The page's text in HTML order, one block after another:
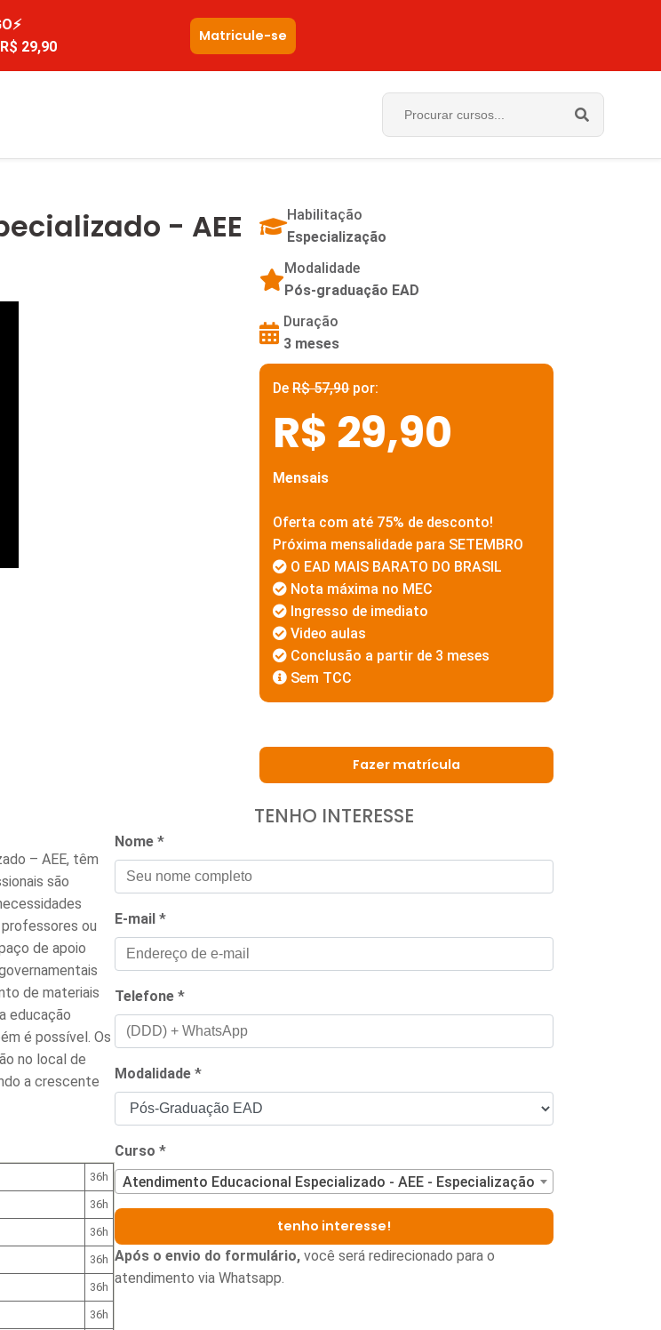
29,90
Matricule-se
- AEE
Habilitação
Especialização
Modalidade
Pós-graduação EAD
Duração
3 meses
DeR$ 57,90por:
R$ 29,90
Mensais
Oferta com até 75% de desconto!
Próxima mensalidade para SETEMBRO
O EAD MAIS BARATO DO BRASIL
Nota máxima no MEC
Ingresso de imediato
Video aulas
Conclusão a partir de 3 meses
Sem TCC
Fazer matrícula
– AEE, têm
são
ou
de apoio
de materiais
educação
é possível. Os
no local de
a crescente
36h
36h
36h
36h
36h
36h
TENHO INTERESSE
Nome*
E-mail*
Telefone*
Modalidade*
Curso*
Atendimento Educacional Especializado - AEE - Especialização
tenho interesse!
Após o envio do formulário, você será redirecionado para o
atendimento via Whatsapp.